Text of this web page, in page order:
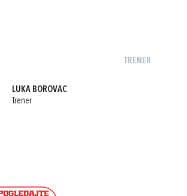
TRENER
LUKA BOROVAC
Trener